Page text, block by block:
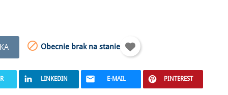
 Obecnie brak na stanie
LINKEDIN E-MAIL PINTEREST